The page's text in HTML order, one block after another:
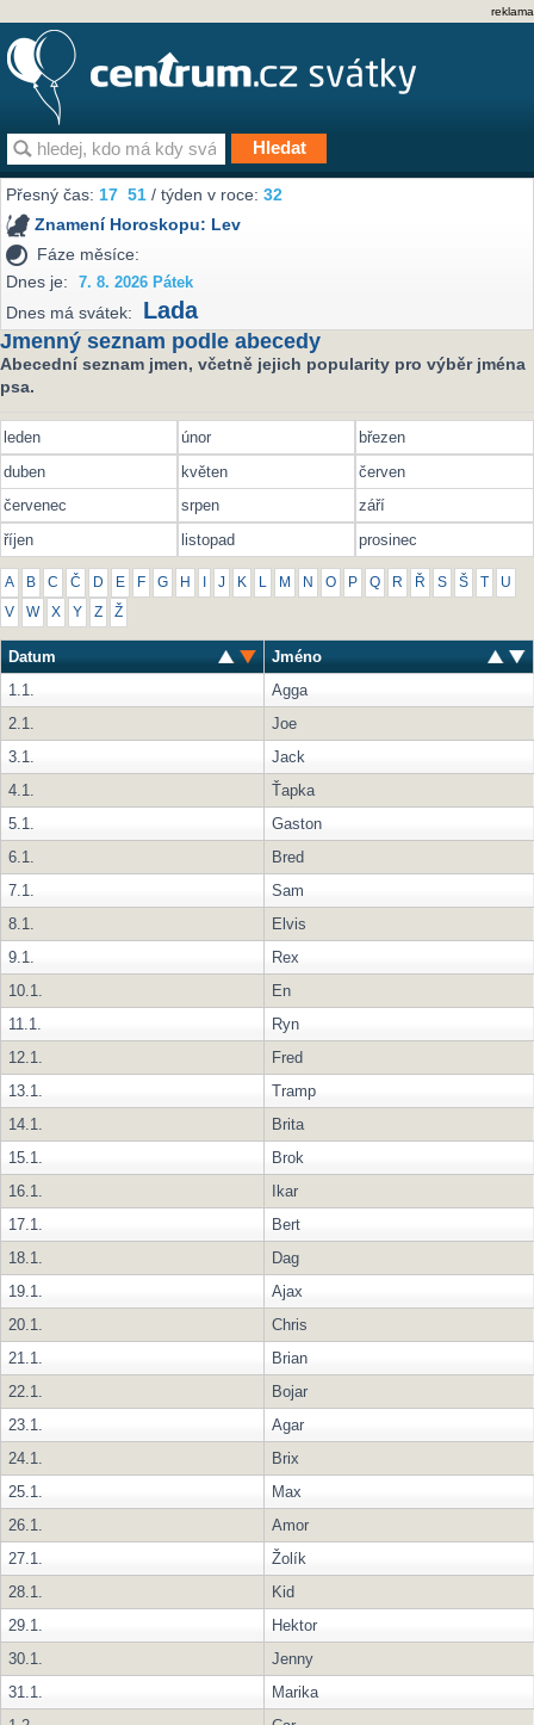
reklama
Přesný čas:17 51 / týden v roce:32
Znamení Horoskopu: Lev
Fáze měsíce:
Dnes je:
7. 8. 2026 Pátek
Dnes má svátek: Lada
Jmenný seznam podle abecedy
Abecední seznam jmen, včetně jejich popularity pro výběr jména
psa.
leden únor
březen
duben
květen
červen
červenec
srpen
září
říjen
listopad prosinec
A B C Č D E F G H J K L M N O P Q R Ř S Š U
V W X Y Z Ž
Datum
Jméno
1.1.
Agga
2.1.
Joe
3.1.
Jack
4.1.
Ťapka
5.1.
Gaston
6.1.
Bred
7.1.
Sam
8.1.
Elvis
9.1.
Rex
10.1.
En
11.1.
Ryn
12.1.
Fred
13.1.
Tramp
14.1.
Brita
15.1.
Brok
16.1.
Ikar
17.1.
Bert
18.1.
Dag
19.1.
Ajax
20.1.
Chris
21.1.
Brian
22.1.
Bojar
23.1.
Agar
24.1.
Brix
25.1.
Max
26.1.
Amor
27.1.
Žolík
28.1.
Kid
29.1.
Hektor
30.1.
Jenny
31.1.
Marika